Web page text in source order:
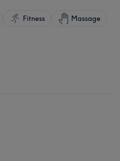
Fitness Massage